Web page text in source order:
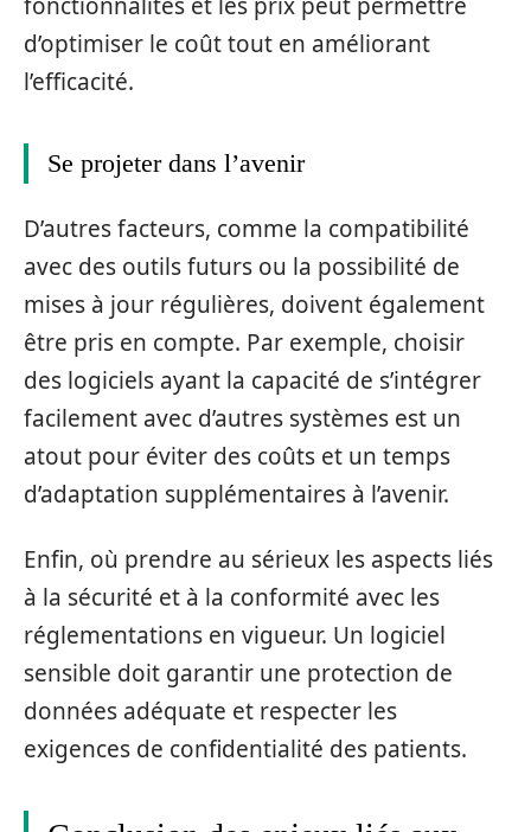
d’optimiser le coût tout en améliorant
l’efficacité.
Se projeter dans l’avenir
D’autres facteurs, comme la compatibilité
avec des outils futurs ou la possibilité de
mises à jour régulières, doivent également
être pris en compte. Par exemple, choisir
des logiciels ayant la capacité de s’intégrer
facilement avec d’autres systèmes est un
atout pour éviter des coûts et un temps
d’adaptation supplémentaires à l’avenir.
Enfin, où prendre au sérieux les aspects liés
à la sécurité et à la conformité avec les
réglementations en vigueur. Un logiciel
sensible doit garantir une protection de
données adéquate et respecter les
exigences de confidentialité des patients.